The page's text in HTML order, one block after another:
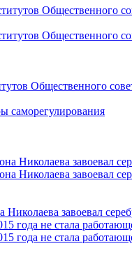
Общественного
завоевал